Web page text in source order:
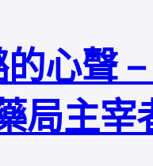
心聲
局主宰